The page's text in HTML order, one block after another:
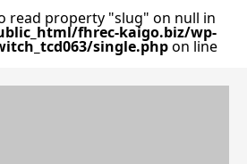
read property "slug" on null in
fhrec-kaigo.biz/wp-
single.phpon line